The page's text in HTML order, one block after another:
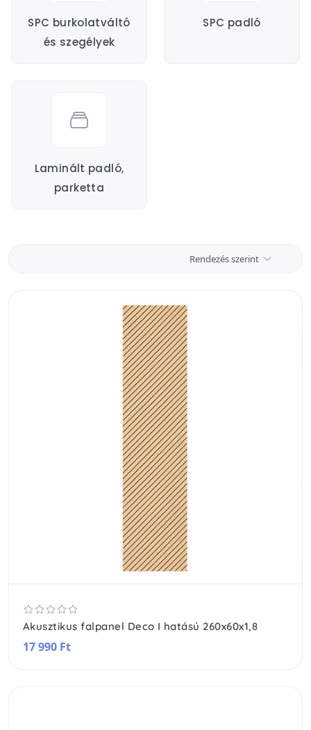
SPC burkolatváltó
és szegélyek
SPC padló
Laminált padló,
parketta
Rendezés szerint
Akusztikus falpanel Deco I hatású 260x60x1,8
17 990 Ft